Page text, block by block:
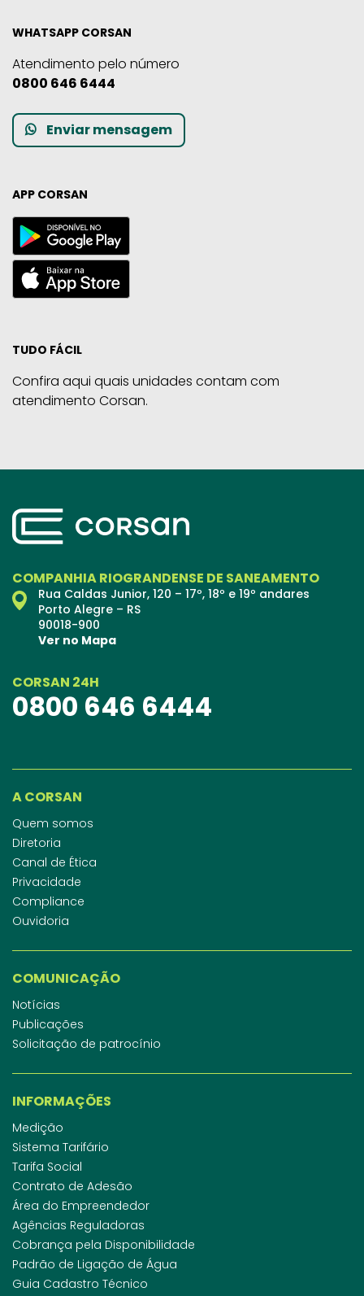
WHATSAPP CORSAN
Atendimento pelo número
0800 646 6444
Enviar mensagem
APP CORSAN
TUDO FÁCIL
Confira aqui quais unidades contam com
atendimento Corsan.
COMPANHIA RIOGRANDENSE DE SANEAMENTO
Rua Caldas Junior, 120 – 17º, 18º e 19º andares
Porto Alegre – RS
90018-900
Ver no Mapa
CORSAN 24H
0800 646 6444
A CORSAN
Quem somos
Diretoria
Canal de Ética
Privacidade
Compliance
Ouvidoria
COMUNICAÇÃO
Notícias
Publicações
Solicitação de patrocínio
INFORMAÇÕES
Medição
Sistema Tarifário
Tarifa Social
Contrato de Adesão
Área do Empreendedor
Agências Reguladoras
Cobrança pela Disponibilidade
Padrão de Ligação de Água
Guia Cadastro Técnico